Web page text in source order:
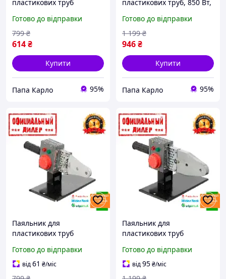
пластикових труб
Готово до відправки
614₴
799 ₴
Купити
Папа Карло 95%
пластикових труб, 850 Вт,
63 мм, ключ Intertool PAK
RT-2111
Готово до відправки
946₴
1 199 ₴
Купити
Папа Карло 95%
Паяльник для
пластикових труб
Готово до відправки
від61 ₴/міс
Паяльник для
пластикових труб
Готово до відправки
від95₴/міс